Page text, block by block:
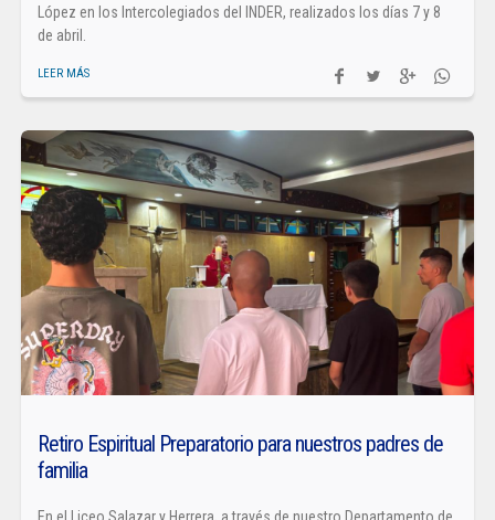
López en los Intercolegiados del INDER, realizados los días 7 y 8
de abril.
LEER MÁS
Retiro Espiritual Preparatorio para nuestros padres de
familia